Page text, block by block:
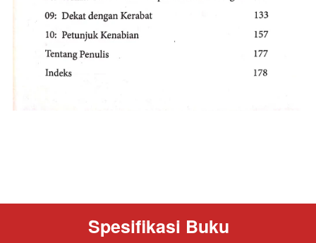
Spesifikasi Buku